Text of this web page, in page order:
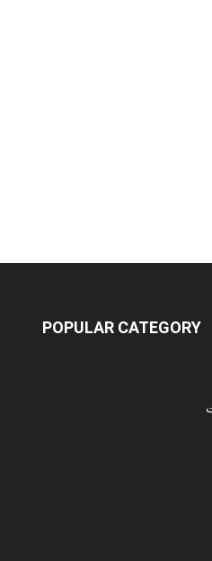
POPULAR CATEGORY